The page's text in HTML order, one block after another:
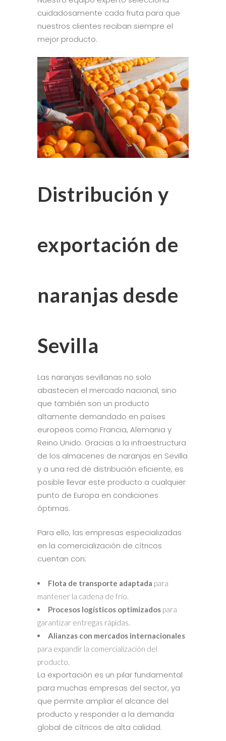
cuidadosamente cada fruta para que
nuestros clientes reciban siempre el
mejor producto.
Distribución y
exportación de
naranjas desde
Sevilla
Las naranjas sevillanas no solo
abastecen el mercado nacional, sino
que también son un producto
altamente demandado en países
europeos como Francia, Alemania y
Reino Unido. Gracias a la infraestructura
de los almacenes de naranjas en Sevilla
y a una red de distribución eficiente, es
posible llevar este producto a cualquier
punto de Europa en condiciones
óptimas.
Para ello, las empresas especializadas
en la comercialización de cítricos
cuentan con:
Flota de transporte adaptada para
mantener la cadena de frío.
Procesos logísticos optimizados para
garantizar entregas rápidas.
Alianzas con mercados internacionales
para expandir la comercialización del
producto.
La exportación es un pilar fundamental
para muchas empresas del sector, ya
que permite ampliar el alcance del
producto y responder a la demanda
global de cítricos de alta calidad.